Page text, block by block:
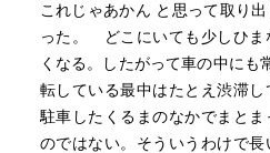
これじゃあかん と思って取り
った。 どこにいても少しひま
くなる。したがって車の中にも
転している最中はたとえ渋滞し
駐車したくるまのなかでまと
のではない。そういうわけで